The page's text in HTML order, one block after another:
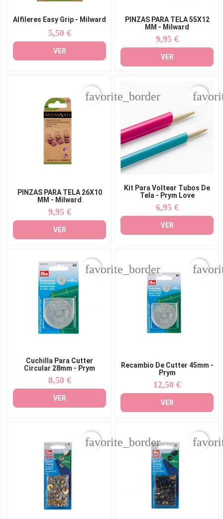
Alfileres Easy Grip - Milward
Precio
5,50 €
VER
PINZAS PARA TELA 55X12
MM - Milward
Precio
9,95 €
VER
PINZAS PARA TELA 26X10
MM - Milward
Precio
9,95 €
VER
favorite_border
Kit Para Voltear Tubos De
Tela - Prym Love
Precio
6,95 €
VER
Cuchilla Para Cutter
Circular 28mm - Prym
Precio
8,50 €
VER
favorite_border
Recambio De Cutter 45mm -
Prym
Precio
12,50 €
VER
favorite_border